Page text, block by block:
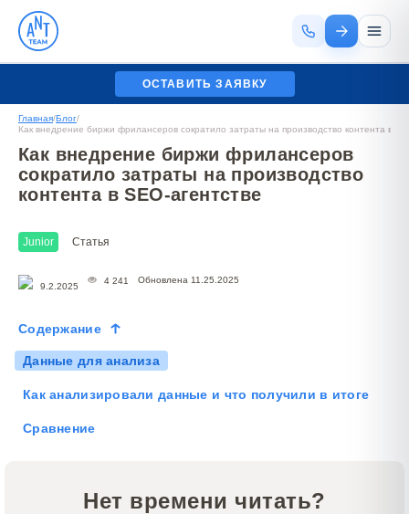
ОСТАВИТЬ ЗАЯВКУ
Главная/Блог/
Как внедрение биржи фрилансеров сократило затраты на производство контента в
Как внедрение биржи фрилансеров
сократило затраты на производство
контента в SEO-агентстве
Junior Статья
9.2.2025
4 241 Обновлена 11.25.2025
Содержание
Данные для анализа
Как анализировали данные и что получили в итоге
Сравнение
Нет времени читать?